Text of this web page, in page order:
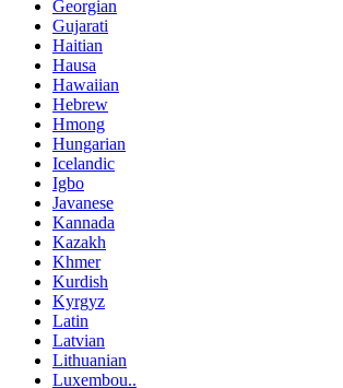
Georgian
Gujarati
Haitian
Hausa
Hawaiian
Hebrew
Hmong
Hungarian
Icelandic
Igbo
Javanese
Kannada
Kazakh
Khmer
Kurdish
Kyrgyz
Latin
Latvian
Lithuanian
Luxembou..